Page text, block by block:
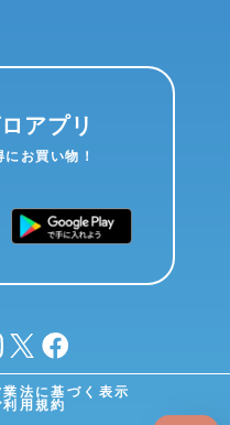
アプリ
お買い物！
X facebook
法に基づく表示
利用規約